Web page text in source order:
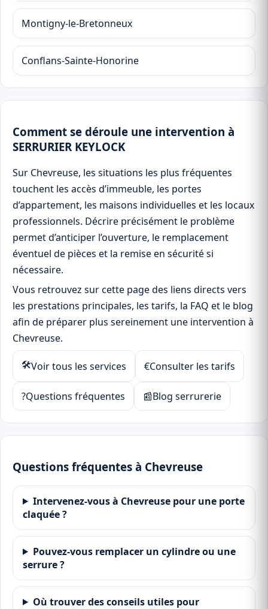
Montigny-le-Bretonneux
Conflans-Sainte-Honorine
Comment se déroule une intervention à
SERRURIER KEYLOCK
Sur Chevreuse, les situations les plus fréquentes
touchent les accès d’immeuble, les portes
d’appartement, les maisons individuelles et les locaux
professionnels. Décrire précisément le problème
permet d’anticiper l’ouverture, le remplacement
éventuel de pièces et la remise en sécurité si
nécessaire.
Vous retrouvez sur cette page des liens directs vers
les prestations principales, les tarifs, la FAQ et le blog
afin de préparer plus sereinement une intervention à
Chevreuse.
🛠Voir tous les services €Consulter les tarifs
?Questions fréquentes 📰Blog serrurerie
Questions fréquentes à Chevreuse
Intervenez-vous à Chevreuse pour une porte
claquée ?
Pouvez-vous remplacer un cylindre ou une
serrure ?
Où trouver des conseils utiles pour